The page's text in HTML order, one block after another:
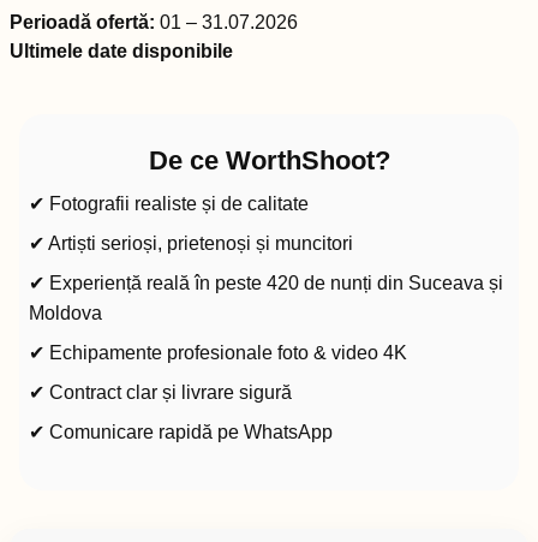
Perioadă ofertă: 01 – 31.07.2026
Ultimele date disponibile
De ce WorthShoot?
✔ Fotografii realiste și de calitate
✔ Artiști serioși, prietenoși și muncitori
✔ Experiență reală în peste 420 de nunți din Suceava și
Moldova
✔ Echipamente profesionale foto & video 4K
✔ Contract clar și livrare sigură
✔ Comunicare rapidă pe WhatsApp